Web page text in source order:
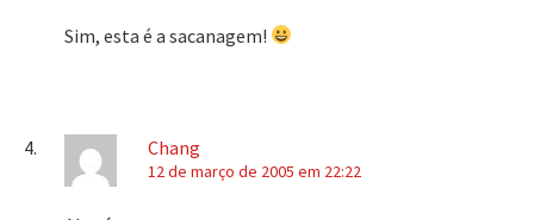
Sim, esta é a sacanagem!
Chang
12 de março de 2005 em 22:22